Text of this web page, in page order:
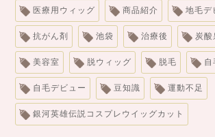
医療用ウィッグ 商品紹介 地毛デ
抗がん剤 池袋 治療後 炭酸
美容室 脱ウィッグ 脱毛 自
自毛デビュー 豆知識 運動不足
銀河英雄伝説コスプレウイッグカット